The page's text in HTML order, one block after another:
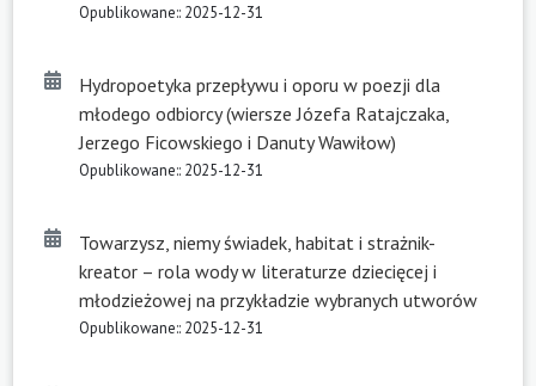
Opublikowane:: 2025-12-31
Hydropoetyka przepływu i oporu w poezji dla
młodego odbiorcy (wiersze Józefa Ratajczaka,
Jerzego Ficowskiego i Danuty Wawiłow)
Opublikowane:: 2025-12-31
Towarzysz, niemy świadek, habitat i strażnik-
kreator – rola wody w literaturze dziecięcej i
młodzieżowej na przykładzie wybranych utworów
Opublikowane:: 2025-12-31